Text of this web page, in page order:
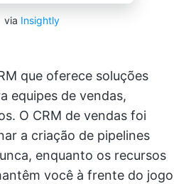
via Insightly
que oferece soluções
equipes de vendas,
O CRM de vendas foi
a criação de pipelines
enquanto os recursos
você à frente do jogo